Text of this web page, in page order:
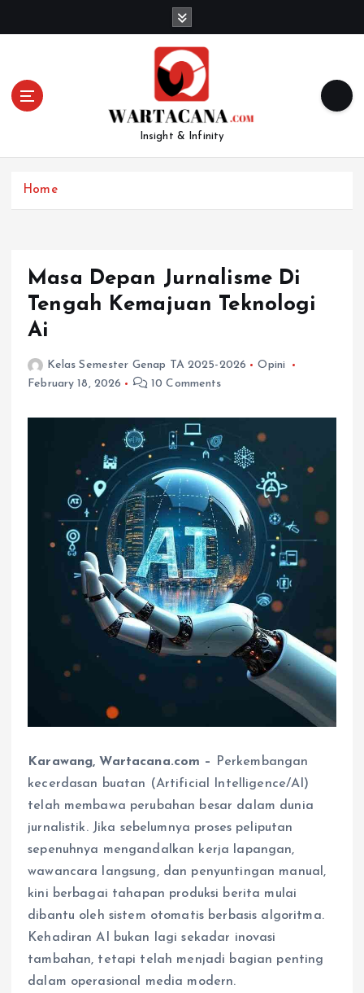
n
Insight & Infinity
Home
Masa Depan Jurnalisme Di
Tengah Kemajuan Teknologi
Ai
Kelas Semester Genap TA 2025-2026
Opini
February 18, 2026
10 Comments
Karawang, Wartacana.com –
Perkembangan
kecerdasan buatan (Artificial Intelligence/AI)
telah membawa perubahan besar dalam dunia
jurnalistik. Jika sebelumnya proses peliputan
sepenuhnya mengandalkan kerja lapangan,
wawancara langsung, dan penyuntingan manual,
kini berbagai tahapan produksi berita mulai
dibantu oleh sistem otomatis berbasis algoritma.
Kehadiran AI bukan lagi sekadar inovasi
tambahan, tetapi telah menjadi bagian penting
dalam operasional media modern.